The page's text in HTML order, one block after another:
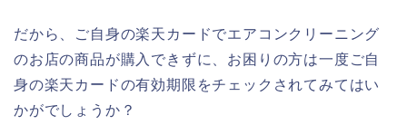
だから、ご自身の楽天カードでエアコンクリーニング
のお店の商品が購入できずに、お困りの方は一度ご自
身の楽天カードの有効期限をチェックされてみてはい
かがでしょうか？